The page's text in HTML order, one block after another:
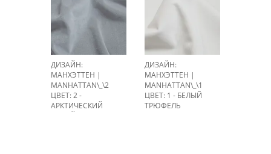
ДИЗАЙН:
МАНХЭТТЕН |
MANHATTAN\_\2
ЦВЕТ: 2 -
АРКТИЧЕСКИЙ
ДИЗАЙН:
МАНХЭТТЕН |
MANHATTAN\_\1
ЦВЕТ: 1 - БЕЛЫЙ
ТРЮФЕЛЬ